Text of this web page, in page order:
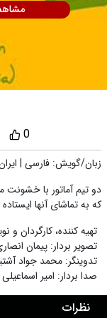
0
زبان/گویش: فارسی |
دو تیم آماتور با
که به تماشای آنها
تهیه کننده، کارگردان و
تصویر بردار: پیمان
تدوینگر: محمد جواد
صدا بردار: امیر اسماعیلی
نظرات